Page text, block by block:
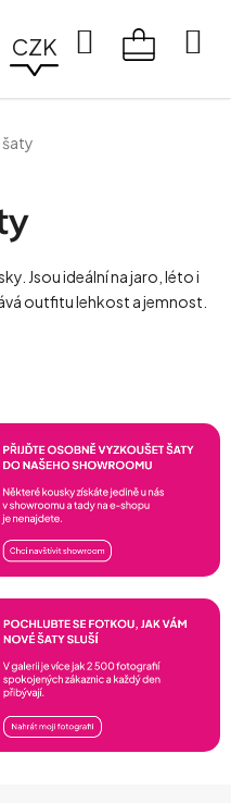
CZK
Hledat
Jsou ideální na jaro, léto i
outfitu lehkost a jemnost.